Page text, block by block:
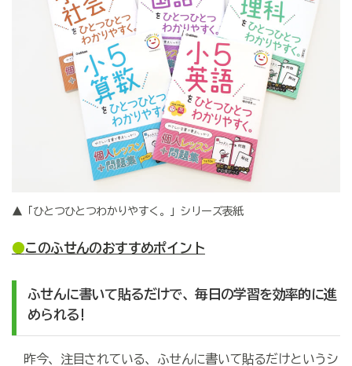
▲「ひとつひとつわかりやすく。」シリーズ表紙
●このふせんのおすすめポイント
ふせんに書いて貼るだけで、毎日の学習を効率的に進
められる!
昨今、注目されている、ふせんに書いて貼るだけというシ